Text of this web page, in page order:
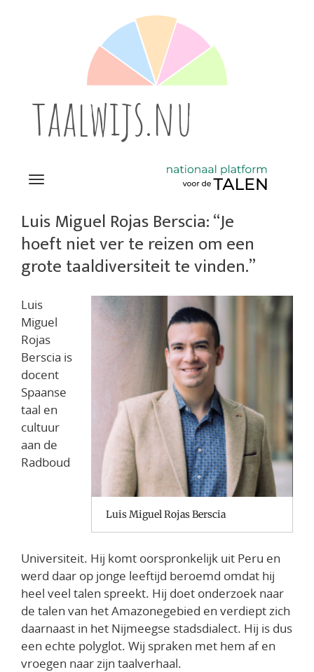
taalwijs.nu
Navigation
naar
inhoud
Luis Miguel Rojas Berscia: “Je
hoeft niet ver te reizen om een
grote taaldiversiteit te vinden.”
Luis Miguel Rojas Berscia
Luis
Miguel
Rojas
Berscia is
docent
Spaanse
taal en
cultuur
aan de
Radboud
Universiteit. Hij komt oorspronkelijk uit Peru en
werd daar op jonge leeftijd beroemd omdat hij
heel veel talen spreekt. Hij doet onderzoek naar
de talen van het Amazonegebied en verdiept zich
daarnaast in het Nijmeegse stadsdialect. Hij is dus
een echte polyglot. Wij spraken met hem af en
vroegen naar zijn taalverhaal.